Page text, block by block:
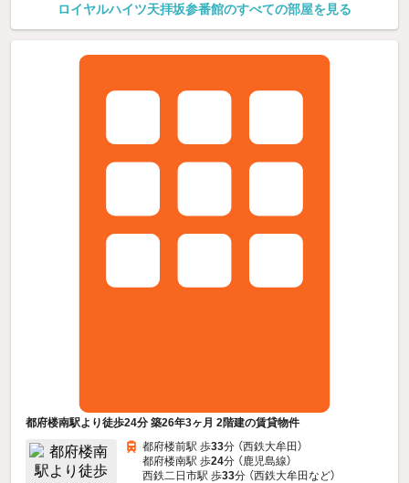
ロイヤルハイツ天拝坂参番館のすべての部屋を見る
都府楼南駅より徒歩24分 築26年3ヶ月 2階建の賃貸物件
都府楼前駅 歩33分 （西鉄大牟田）
都府楼南駅 歩24分 （鹿児島線）
西鉄二日市駅 歩33分 （西鉄大牟田など）